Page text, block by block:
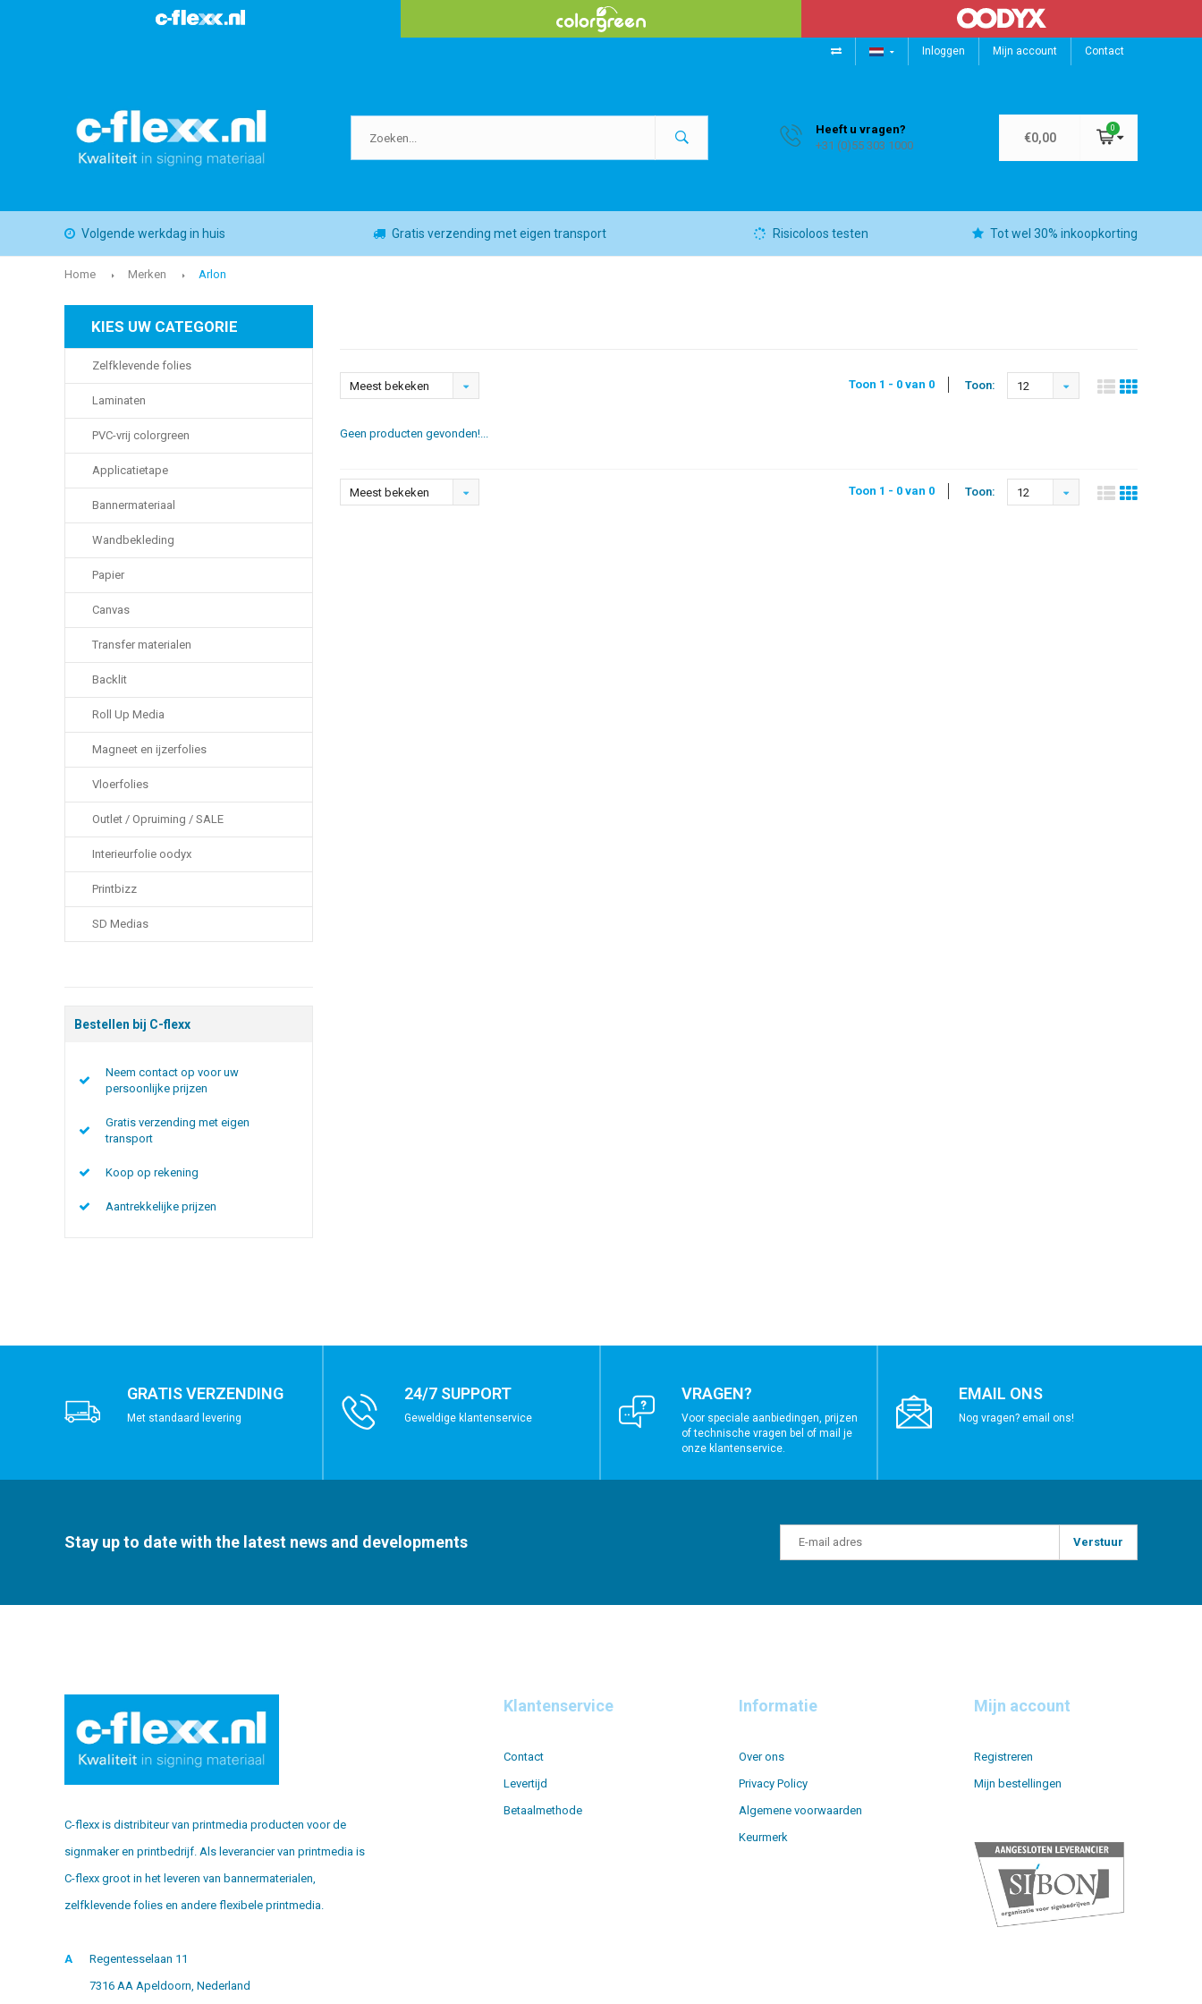
Inloggen Mijn account Contact
Heeft u vragen?
+31 (0)55 303 1000
€0,00
0
Volgende werkdag in huis Gratis verzending met eigen transport Risicoloos testen Tot wel 30% inkoopkorting
Home Merken Arlon
KIES UW CATEGORIE
Zelfklevende folies
Laminaten
PVC-vrij colorgreen
Applicatietape
Bannermateriaal
Wandbekleding
Papier
Canvas
Transfer materialen
Backlit
Roll Up Media
Magneet en ijzerfolies
Vloerfolies
Outlet / Opruiming / SALE
Interieurfolie oodyx
Printbizz
SD Medias
Bestellen bij C-flexx
Neem contact op voor uw
persoonlijke prijzen
Gratis verzending met eigen
transport
Koop op rekening
Aantrekkelijke prijzen
Meest bekeken Toon 1 - 0 van 0 Toon: 12
Geen producten gevonden!...
Meest bekeken Toon 1 - 0 van 0 Toon: 12
GRATIS VERZENDING
Met standaard levering
24/7 SUPPORT
Geweldige klantenservice
VRAGEN?
Voor speciale aanbiedingen, prijzen
of technische vragen bel of mail je
onze klantenservice.
EMAIL ONS
Nog vragen? email ons!
Stay up to date with the latest news and developments Verstuur
C-flexx is distribiteur van printmedia producten voor de
signmaker en printbedrijf. Als leverancier van printmedia is
C-flexx groot in het leveren van bannermaterialen,
zelfklevende folies en andere flexibele printmedia.
A
Regentesselaan 11
7316 AA Apeldoorn, Nederland
Klantenservice
Contact
Levertijd
Betaalmethode
Informatie
Over ons
Privacy Policy
Algemene voorwaarden
Keurmerk
Mijn account
Registreren
Mijn bestellingen